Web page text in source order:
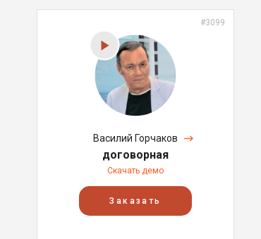
#3099
Василий Горчаков
договорная
Скачать демо
Заказать